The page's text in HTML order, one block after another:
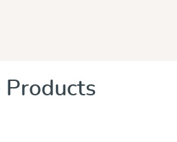
Products